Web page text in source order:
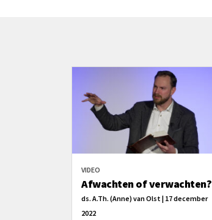
VIDEO
Afwachten of verwachten?
ds. A.Th. (Anne) van Olst | 17 december
2022